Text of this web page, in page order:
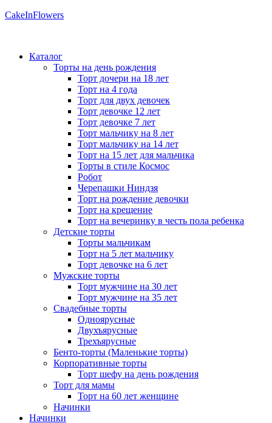
CakeInFlowers
Каталог
Торты на день рождения
Торт дочери на 18 лет
Торт на 4 года
Торт для двух девочек
Торт девочке 12 лет
Торт девочке 7 лет
Торт мальчику на 8 лет
Торт мальчику на 14 лет
Торт на 15 лет для мальчика
Торты в стиле Космос
Робот
Черепашки Ниндзя
Торт на рождение девочки
Торт на крещение
Торт на вечеринку в честь пола ребенка
Детские торты
Торты мальчикам
Торт на 5 лет мальчику
Торт девочке на 6 лет
Мужские торты
Торт мужчине на 30 лет
Торт мужчине на 35 лет
Свадебные торты
Одноярусные
Двухъярусные
Трехъярусные
Бенто-торты (Маленькие торты)
Корпоративные торты
Торт шефу на день рождения
Торт для мамы
Торт на 60 лет женщине
Начинки
Начинки